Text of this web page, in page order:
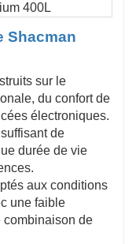
400L
Shacman
sur le
du confort de
électroniques.
de
durée de vie
aux conditions
une faible
combinaison de